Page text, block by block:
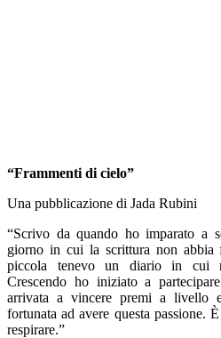
“Frammenti di cielo”
Una pubblicazione di Jada Rubini
“Scrivo da quando ho imparato a
giorno in cui la scrittura non abbia
piccola tenevo un diario in cui
Crescendo ho iniziato a
arrivata a vincere premi a livello
fortunata ad avere questa passione.
respirare.”